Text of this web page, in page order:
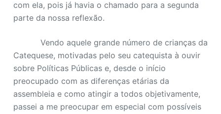
com ela, pois já havia o chamado para a segunda
parte da nossa reflexão.
Vendo aquele grande número de crianças da
Catequese, motivadas pelo seu catequista à ouvir
sobre Políticas Públicas e, desde o início
preocupado com as diferenças etárias da
assembleia e como atingir a todos objetivamente,
passei a me preocupar em especial com possíveis